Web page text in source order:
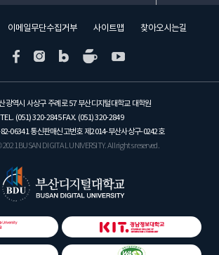
이메일무단수집거부 사이트맵 찾아오시는길
광역시 사상구 주례로 57 부산디지털대학교 대학원
TEL. (051) 320-2845 FAX. (051) 320-2849
06341 통신판매신고번호 제2014-부산사상구-0242호
BUSAN DIGITAL UNIVERSITY. All rights reserved.